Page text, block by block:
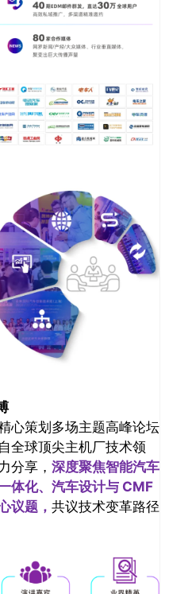
心策划多场主题高峰论坛
全球顶尖主机厂技术领
分享， 深度聚焦智能汽车
体化、汽车设计与 CMF
议题， 共议技术变革路径
：